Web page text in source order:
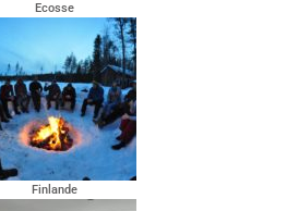
Ecosse
Finlande